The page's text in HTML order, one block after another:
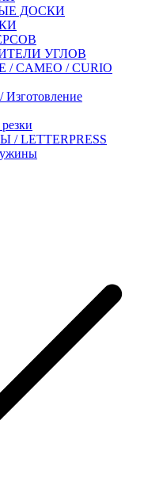
ДОСКИ
УГЛОВ
/ CAMEO / CURIO
LETTERPRESS